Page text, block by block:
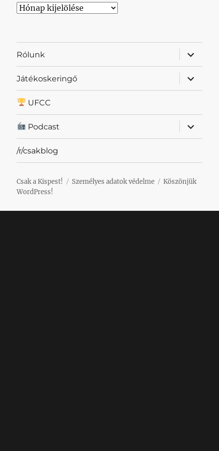
Archívum
Rólunk
almenü
Játékoskeringő
almenü
UFCC
Podcast
almenü
/r/csakblog
Csak a Kispest! Személyes adatok védelme
Köszönjük
WordPress!